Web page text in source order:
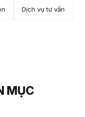
Dịch vụ tư vấn
MỤC